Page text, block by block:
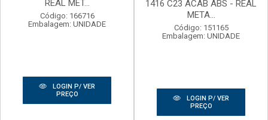
REAL MET...
Código: 166716
Embalagem: UNIDADE
LOGIN P/ VER
PREÇO
1416 C23 ACAB ABS - REAL
META...
Código: 151165
Embalagem: UNIDADE
LOGIN P/ VER
PREÇO